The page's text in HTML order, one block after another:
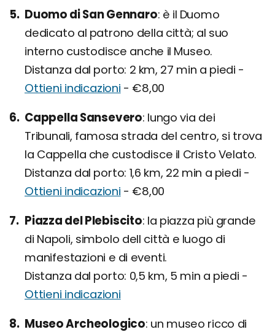
Duomo di San Gennaro è il Duomo
dedicato al patrono della città; al suo
interno custodisce anche il Museo.
Distanza dal porto: 2 km, 27 min a piedi -
Ottieni indicazioni - €8,00
Cappella Sansevero lungo via dei
Tribunali, famosa strada del centro, si trova
la Cappella che custodisce il Cristo Velato.
Distanza dal porto: 1,6 km, 22 min a piedi -
Ottieni indicazioni - €8,00
Piazza del Plebiscito la piazza più grande
di Napoli, simbolo dell città e luogo di
manifestazioni e di eventi.
Distanza dal porto: 0,5 km, 5 min a piedi -
Ottieni indicazioni
Museo Archeologico un museo ricco di